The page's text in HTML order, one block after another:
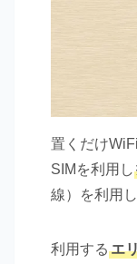
置くだけ
SIMを利用し
線）を利用し
利用する エ